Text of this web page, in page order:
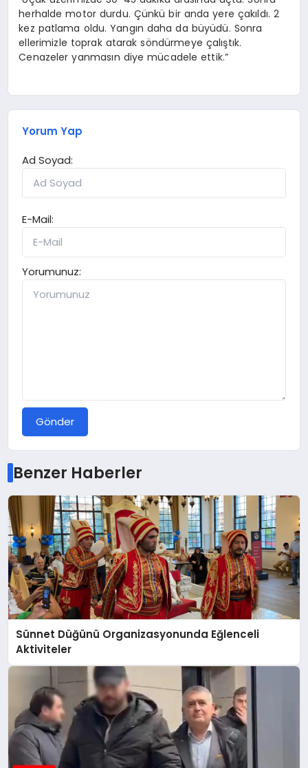
herhalde motor durdu. Çünkü bir anda yere çakıldı. 2
kez patlama oldu. Yangın daha da büyüdü. Sonra
ellerimizle toprak atarak söndürmeye çalıştık.
Cenazeler yanmasın diye mücadele ettik.”
Yorum Yap
Ad Soyad:
E-Mail:
Yorumunuz:
Gönder
Benzer Haberler
Sünnet Düğünü Organizasyonunda Eğlenceli
Aktiviteler